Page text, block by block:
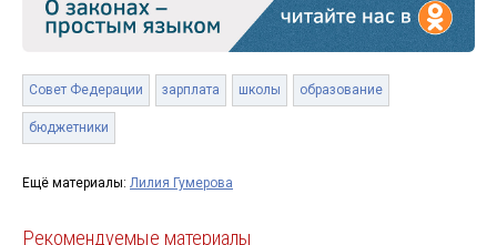
Совет Федерации зарплата школы образование
бюджетники
Ещё материалы: Лилия Гумерова
Рекомендуемые материалы